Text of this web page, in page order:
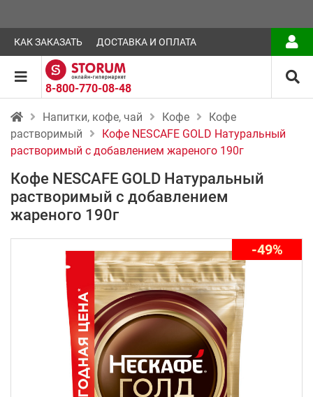
КАК ЗАКАЗАТЬ ДОСТАВКА И ОПЛАТА
8-800-770-08-48
Напитки, кофе, чай Кофе
Кофе
растворимый
Кофе NESCAFE GOLD Натуральный
растворимый с добавлением жареного 190г
Кофе NESCAFE GOLD Натуральный
растворимый с добавлением
жареного 190г
-49%